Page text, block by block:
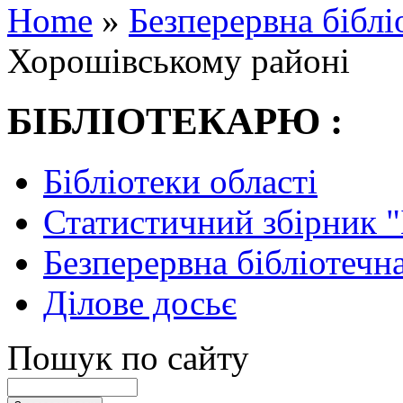
Home » Безперервна
Хорошівському районі
БІБЛІОТЕКАРЮ :
Бібліотеки області
Статистичний
Безперервна
Ділове досьє
Пошук по сайту